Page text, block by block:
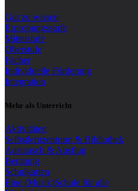
Gut zu wissen
Erprobungsstufe
Mittelstufe
Oberstufe
Fächer
Individuelle Förderung
Integration
Mehr als Unterricht
Aktivitäten
Selbstlernzentrum & Bibliothek
Austausch & Ausflug
Beratung
Schulgarten
Eine (Musik)Schule für alle